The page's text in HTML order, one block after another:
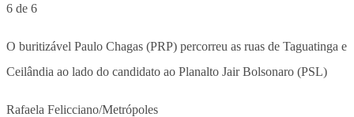
6 de 6
O buritizável Paulo Chagas (PRP) percorreu as ruas de Taguatinga e
Ceilândia ao lado do candidato ao Planalto Jair Bolsonaro (PSL)
Rafaela Felicciano/Metrópoles